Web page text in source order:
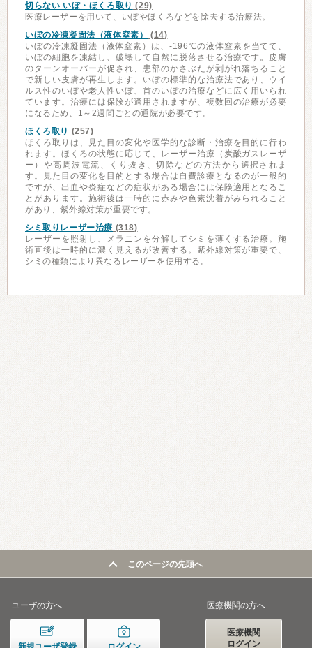
切らない いぼ・ほくろ取り (29)
医療レーザーを用いて、いぼやほくろなどを除去する治療法。
いぼの冷凍凝固法（液体窒素）
(14)
いぼの冷凍凝固法（液体窒素）は、-196℃の液体窒素を当てて、
いぼの細胞を凍結し、破壊して自然に脱落させる治療です。皮膚
のターンオーバーが促され、患部のかさぶたが剥がれ落ちること
で新しい皮膚が再生します。いぼの標準的な治療法であり、ウイ
ルス性のいぼや老人性いぼ、首のいぼの治療などに広く用いられ
ています。治療には保険が適用されますが、複数回の治療が必要
になるため、1～2週間ごとの通院が必要です。
ほくろ取り (257)
ほくろ取りは、見た目の変化や医学的な診断・治療を目的に行わ
れます。ほくろの状態に応じて、レーザー治療（炭酸ガスレーザ
ー）や高周波電流、くり抜き、切除などの方法から選択されま
す。見た目の変化を目的とする場合は自費診療となるのが一般的
ですが、出血や炎症などの症状がある場合には保険適用となるこ
とがあります。施術後は一時的に赤みや色素沈着がみられること
があり、紫外線対策が重要です。
シミ取りレーザー治療 (318)
レーザーを照射し、メラニンを分解してシミを薄くする治療。施
術直後は一時的に濃く見えるが改善する。紫外線対策が重要で、
シミの種類により異なるレーザーを使用する。
このページの先頭へ
ユーザの方へ 医療機関の方へ
医療機関
ログイン